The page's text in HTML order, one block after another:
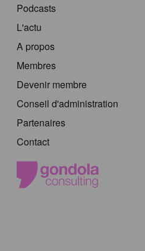
Podcasts
L'actu
A propos
Membres
Devenir membre
Conseil d'administration
Partenaires
Contact